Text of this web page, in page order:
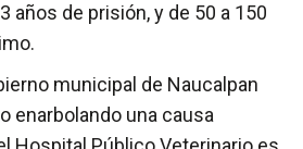
años de prisión, y de 50 a 150
municipal de Naucalpan
enarbolando una causa